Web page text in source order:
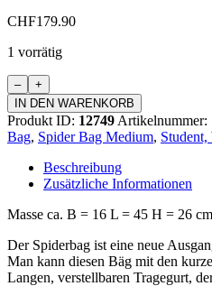
CHF179.90
1 vorrätig
Spider
Bag
Medium
Menge
IN DEN WARENKORB
Produkt ID: 12749 Artikelnummer:
Bag, Spider Bag Medium,
Beschreibung
Zusätzliche Informationen
Masse ca. B = 16 L = 45 H = 26 cm
Der Spiderbag ist eine neue
Man kann diesen Bäg mit den
Langen, verstellbaren Tragegurt,